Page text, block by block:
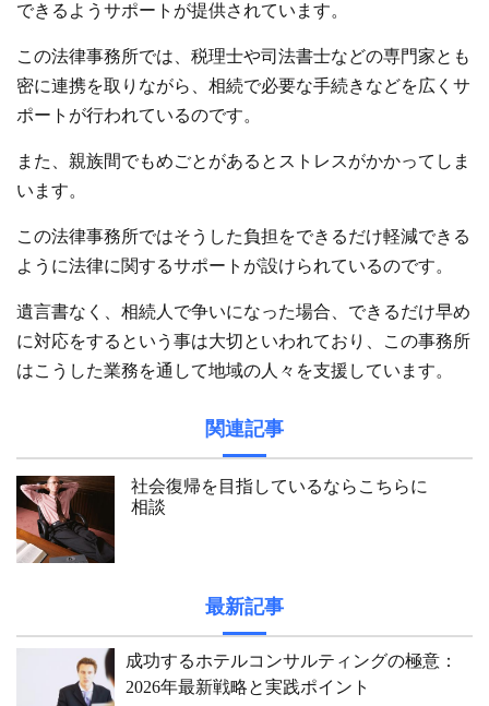
できるようサポートが提供されています。
この法律事務所では、税理士や司法書士などの専門家とも
密に連携を取りながら、相続で必要な手続きなどを広くサ
ポートが行われているのです。
また、親族間でもめごとがあるとストレスがかかってしま
います。
この法律事務所ではそうした負担をできるだけ軽減できる
ように法律に関するサポートが設けられているのです。
遺言書なく、相続人で争いになった場合、できるだけ早め
に対応をするという事は大切といわれており、この事務所
はこうした業務を通して地域の人々を支援しています。
関連記事
社会復帰を目指しているならこちらに
相談
最新記事
成功するホテルコンサルティングの極意：
2026年最新戦略と実践ポイント